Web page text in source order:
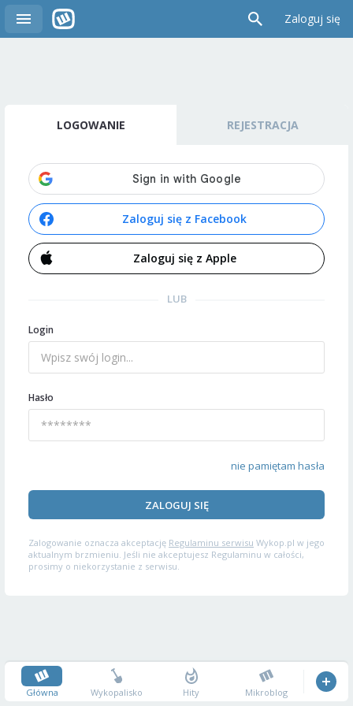
Zaloguj się
LOGOWANIE REJESTRACJA
Zaloguj się z Facebook
Zaloguj się z Apple
LUB
Login
Hasło
nie pamiętam hasła
ZALOGUJ SIĘ
Zalogowanie oznacza akceptację Regulaminu serwisu Wykop.pl w jego
aktualnym brzmieniu. Jeśli nie akceptujesz Regulaminu w całości,
prosimy o niekorzystanie z serwisu.
Główna Wykopalisko Hity Mikroblog